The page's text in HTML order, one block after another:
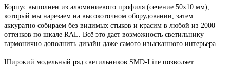
Корпус выполнен из алюминиевого профиля (сечение 50х10 мм),
который мы нарезаем на высокоточном оборудовании, затем
аккуратно собираем без видимых стыков и красим в любой из 2000
оттенков по шкале RAL. Всё это дает возможность светильнику
гармонично дополнить дизайн даже самого изысканного интерьера.
Широкий модельный ряд светильников SMD-Line позволяет